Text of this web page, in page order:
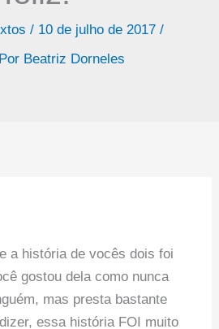
/ 10 de julho de 2017 /
Por Beatriz Dorneles
a história de vocês dois foi
gostou dela como nunca
mas presta bastante
essa história FOI muito